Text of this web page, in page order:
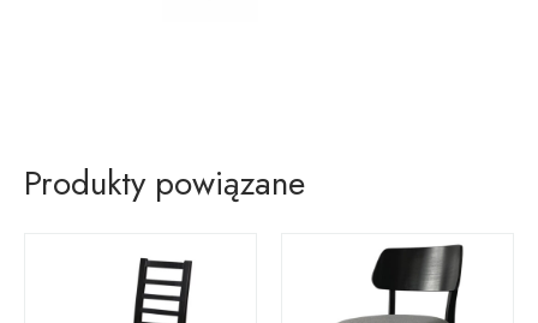
Produkty powiązane